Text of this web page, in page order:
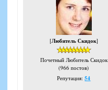
[Любитель Скидок]
Почетный Любитель Скидок
(966 постов)
Репутация:54